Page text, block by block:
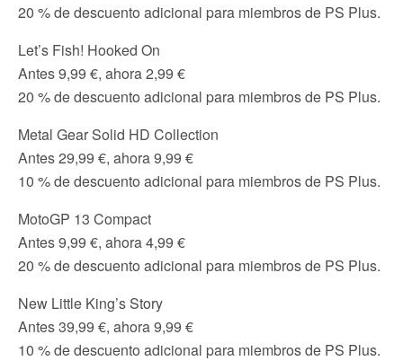
20 % de descuento adicional para miembros de PS Plus.
Let’s Fish! Hooked On
Antes 9,99 €, ahora 2,99 €
20 % de descuento adicional para miembros de PS Plus.
Metal Gear Solid HD Collection
Antes 29,99 €, ahora 9,99 €
10 % de descuento adicional para miembros de PS Plus.
MotoGP 13 Compact
Antes 9,99 €, ahora 4,99 €
20 % de descuento adicional para miembros de PS Plus.
New Little King’s Story
Antes 39,99 €, ahora 9,99 €
10 % de descuento adicional para miembros de PS Plus.